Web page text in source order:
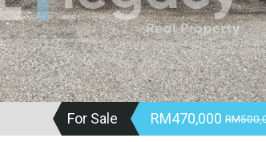
For Sale RM470,000